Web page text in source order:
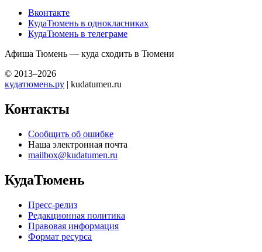
Вконтакте
КудаТюмень в однокласниках
КудаТюмень в телеграме
Афиша Тюмень — куда сходить в Тюмени
© 2013–2026
кудатюмень.ру | kudatumen.ru
Контакты
Сообщить об ошибке
Наша электронная почта
mailbox@kudatumen.ru
КудаТюмень
Пресс-релиз
Редакционная политика
Правовая информация
Формат ресурса